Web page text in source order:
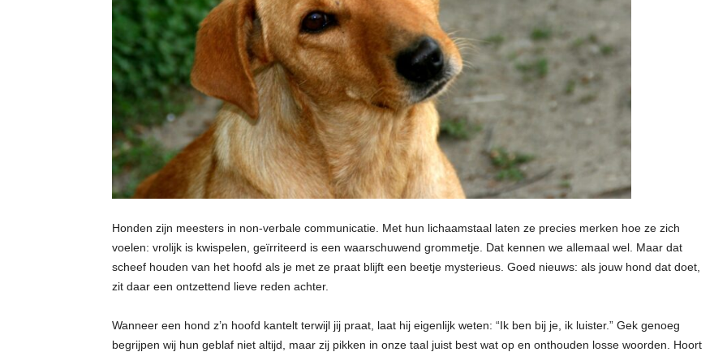
Honden zijn meesters in non-verbale communicatie. Met hun lichaamstaal laten ze precies merken hoe ze zich
voelen: vrolijk is kwispelen, geïrriteerd is een waarschuwend grommetje. Dat kennen we allemaal wel. Maar dat
scheef houden van het hoofd als je met ze praat blijft een beetje mysterieus. Goed nieuws: als jouw hond dat doet,
zit daar een ontzettend lieve reden achter.
Wanneer een hond z’n hoofd kantelt terwijl jij praat, laat hij eigenlijk weten: “Ik ben bij je, ik luister.” Gek genoeg
begrijpen wij hun geblaf niet altijd, maar zij pikken in onze taal juist best wat op en onthouden losse woorden. Hoort